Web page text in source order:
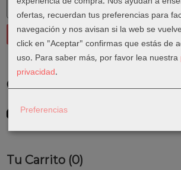
Costes de Envío
GRATIS *
Tu Carrito (0)
ofertas, recuerdan tus preferencias para
navegación y nos avisan si la web se
click en "Aceptar" confirmas que estás de
uso. Para saber más, por favor lea nuestra
privacidad.
Preferencias